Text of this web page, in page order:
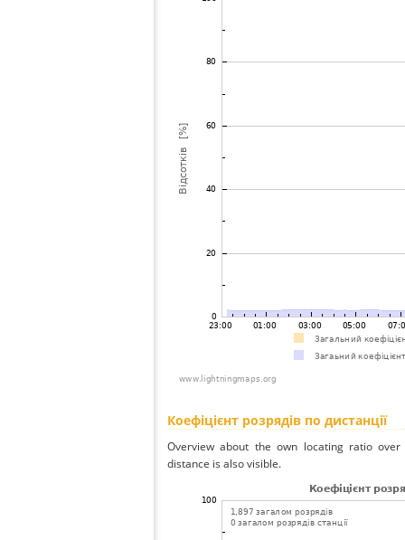
Коефіцієнт розрядів по дистанції
Overview about the own locating ratio
distance is also visible.